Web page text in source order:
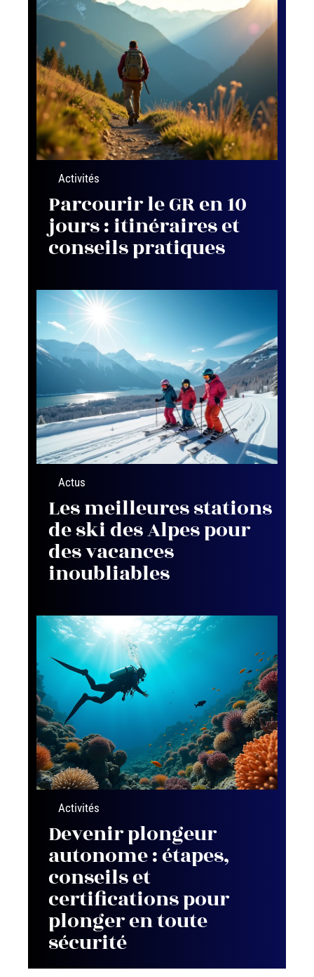
Activités
Parcourir le GR en 10
jours : itinéraires et
conseils pratiques
Actus
Les meilleures stations
de ski des Alpes pour
des vacances
inoubliables
Activités
Devenir plongeur
autonome : étapes,
conseils et
certifications pour
plonger en toute
sécurité